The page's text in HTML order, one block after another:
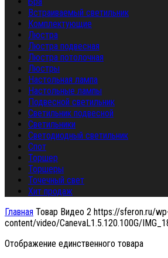
Встраиваемый светильник
Комплектующие
Люстра
Люстра подвесная
Люстра потолочная
Люстры
Настольная лампа
Настольные лампы
Подвесной светильник
Светильник подвесной
Светильники
Светодиодный светильник
Спот
Торшер
Торшеры
Точечный свет
Хит продаж
Главная Товар Видео 2 https://sferon.ru/
content/video/CanevaL1.5.120.100G/
Отображение единственного товара